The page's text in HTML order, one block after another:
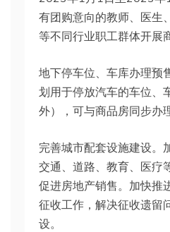
有团购意向的教师、医生
等不同行业职工群体开展
地下停车位、车库办理预
划用于停放汽车的车位、
外），可与商品房同步办
完善城市配套设施建设。
交通、道路、教育、医疗
促进房地产销售。加快推
征收工作，解决征收遗留
设。